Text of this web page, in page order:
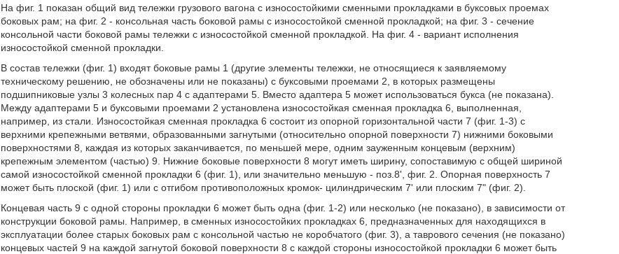
На фиг. 1 показан общий вид тележки грузового вагона с износостойкими сменными прокладками в буксовых проемах
боковых рам; на фиг. 2 - консольная часть боковой рамы с износостойкой сменной прокладкой; на фиг. 3 - сечение
консольной части боковой рамы тележки с износостойкой сменной прокладкой. На фиг. 4 - вариант исполнения
износостойкой сменной прокладки.
В состав тележки (фиг. 1) входят боковые рамы 1 (другие элементы тележки, не относящиеся к заявляемому
техническому решению, не обозначены или не показаны) с буксовыми проемами 2, в которых размещены
подшипниковые узлы 3 колесных пар 4 с адаптерами 5. Вместо адаптера 5 может использоваться букса (не показана).
Между адаптерами 5 и буксовыми проемами 2 установлена износостойкая сменная прокладка 6, выполненная,
например, из стали. Износостойкая сменная прокладка 6 состоит из опорной горизонтальной части 7 (фиг. 1-3) с
верхними крепежными ветвями, образованными загнутыми (относительно опорной поверхности 7) нижними боковыми
поверхностями 8, каждая из которых заканчивается, по меньшей мере, одним зауженным концевым (верхним)
крепежным элементом (частью) 9. Нижние боковые поверхности 8 могут иметь ширину, сопоставимую с общей шириной
самой износостойкой сменной прокладки 6 (фиг. 1), или значительно меньшую - поз.8', фиг. 2. Опорная поверхность 7
может быть плоской (фиг. 1) или с отгибом противоположных кромок- цилиндрическим 7' или плоским 7" (фиг. 2).
Концевая часть 9 с одной стороны прокладки 6 может быть одна (фиг. 1-2) или несколько (не показано), в зависимости от
конструкции боковой рамы. Например, в сменных износостойких прокладках 6, предназначенных для находящихся в
эксплуатации более старых боковых рам с консольной частью не коробчатого (фиг. 3), а таврового сечения (не показано)
концевых частей 9 на каждой загнутой боковой поверхности 8 с каждой стороны износостойкой прокладки 6 может быть